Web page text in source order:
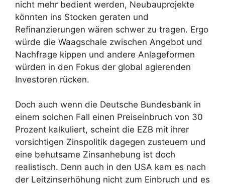
nicht mehr bedient werden, Neubauprojekte
könnten ins Stocken geraten und
Refinanzierungen wären schwer zu tragen. Ergo
würde die Waagschale zwischen Angebot und
Nachfrage kippen und andere Anlageformen
würden in den Fokus der global agierenden
Investoren rücken.
Doch auch wenn die Deutsche Bundesbank in
einem solchen Fall einen Preiseinbruch von 30
Prozent kalkuliert, scheint die EZB mit ihrer
vorsichtigen Zinspolitik dagegen zusteuern und
eine behutsame Zinsanhebung ist doch
realistisch. Denn auch in den USA kam es nach
der Leitzinserhöhung nicht zum Einbruch und es